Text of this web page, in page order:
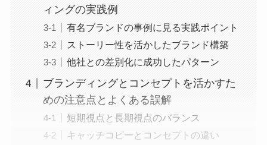
ィングの実践例
有名ブランドの事例に見る実践ポイント
ストーリー性を活かしたブランド構築
他社との差別化に成功したパターン
ブランディングとコンセプトを活かすた
めの注意点とよくある誤解
短期視点と長期視点のバランス
キャッチコピーとコンセプトの違い